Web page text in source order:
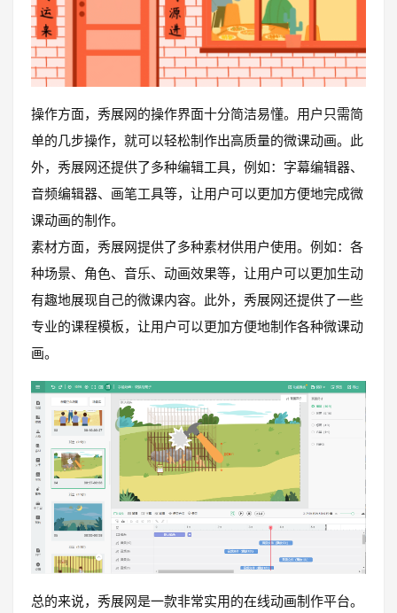
操作方面，秀展网的操作界面十分简洁易懂。用户只需简
单的几步操作，就可以轻松制作出高质量的微课动画。此
外，秀展网还提供了多种编辑工具，例如：字幕编辑器、
音频编辑器、画笔工具等，让用户可以更加方便地完成微
课动画的制作。
素材方面，秀展网提供了多种素材供用户使用。例如：各
种场景、角色、音乐、动画效果等，让用户可以更加生动
有趣地展现自己的微课内容。此外，秀展网还提供了一些
专业的课程模板，让用户可以更加方便地制作各种微课动
画。
总的来说，秀展网是一款非常实用的在线动画制作平台。